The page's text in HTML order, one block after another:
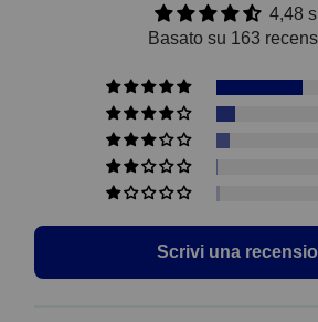
4,48
Basato su 163
Scrivi una